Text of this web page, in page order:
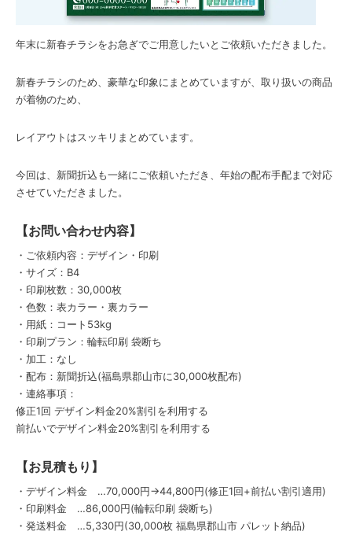
年末に新春チラシをお急ぎでご用意したいとご依頼いただきました。
新春チラシのため、豪華な印象にまとめていますが、取り扱いの商品
が着物のため、
レイアウトはスッキリまとめています。
今回は、新聞折込も一緒にご依頼いただき、年始の配布手配まで対応
させていただきました。
【お問い合わせ内容】
・ご依頼内容：デザイン・印刷
・サイズ：B4
・印刷枚数：30,000枚
・色数：表カラー・裏カラー
・用紙：コート53kg
・印刷プラン：輪転印刷 袋断ち
・加工：なし
・配布：新聞折込(福島県郡山市に30,000枚配布)
・連絡事項：
修正1回 デザイン料金20%割引を利用する
前払いでデザイン料金20%割引を利用する
【お見積もり】
・デザイン料金 …70,000円→44,800円(修正1回+前払い割引適用)
・印刷料金 …86,000円(輪転印刷 袋断ち)
・発送料金 …5,330円(30,000枚 福島県郡山市 パレット納品)